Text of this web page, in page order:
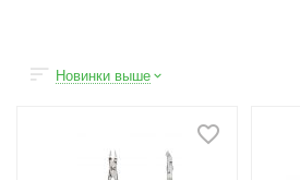
Новинки выше